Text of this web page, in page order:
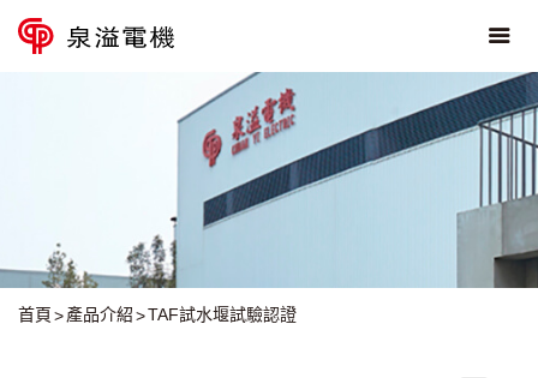
首頁 產品介紹 TAF試水堰試驗認證